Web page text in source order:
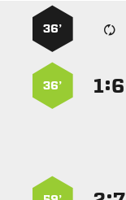
36’
:
36’